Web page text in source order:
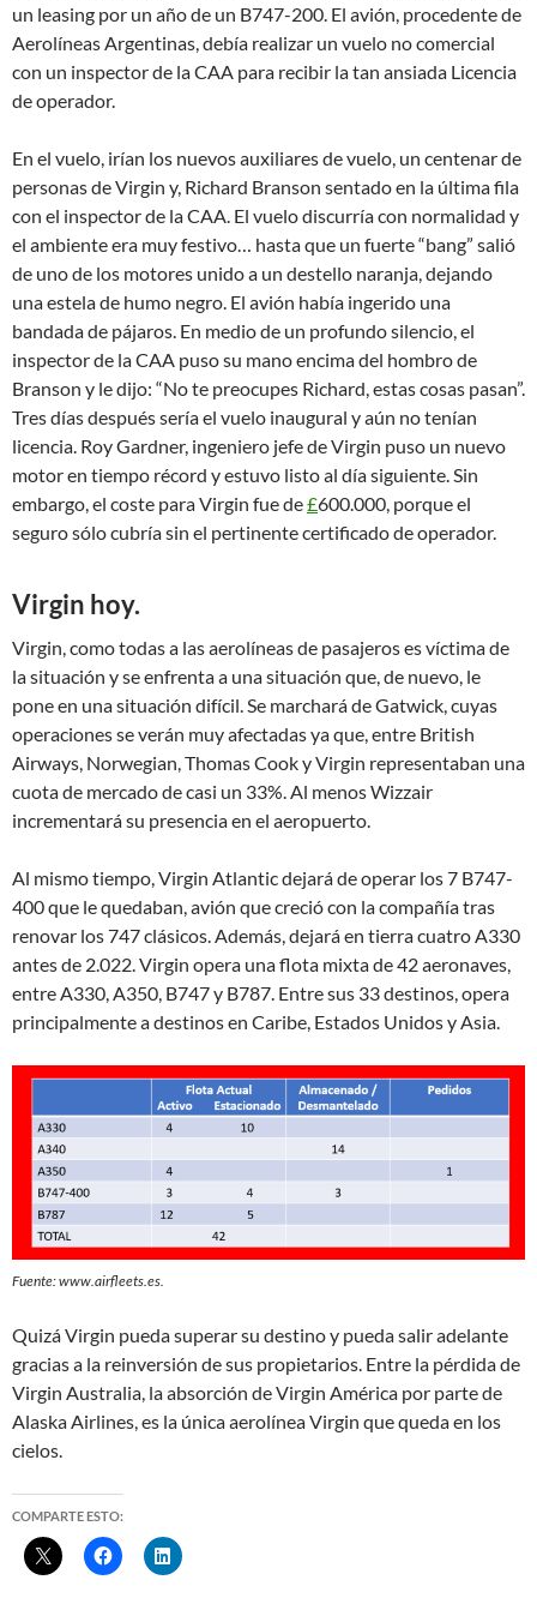
un leasing por un año de un B747-200. El avión, procedente de
Aerolíneas Argentinas, debía realizar un vuelo no comercial
con un inspector de la CAA para recibir la tan ansiada Licencia
de operador.
En el vuelo, irían los nuevos auxiliares de vuelo, un centenar de
personas de Virgin y, Richard Branson sentado en la última fila
con el inspector de la CAA. El vuelo discurría con normalidad y
el ambiente era muy festivo… hasta que un fuerte “bang” salió
de uno de los motores unido a un destello naranja, dejando
una estela de humo negro. El avión había ingerido una
bandada de pájaros. En medio de un profundo silencio, el
inspector de la CAA puso su mano encima del hombro de
Branson y le dijo: “No te preocupes Richard, estas cosas pasan”.
Tres días después sería el vuelo inaugural y aún no tenían
licencia. Roy Gardner, ingeniero jefe de Virgin puso un nuevo
motor en tiempo récord y estuvo listo al día siguiente. Sin
embargo, el coste para Virgin fue de£600.000, porque el
seguro sólo cubría sin el pertinente certificado de operador.
Virgin hoy.
Virgin, como todas a las aerolíneas de pasajeros es víctima de
la situación y se enfrenta a una situación que, de nuevo, le
pone en una situación difícil. Se marchará de Gatwick, cuyas
operaciones se verán muy afectadas ya que, entre British
Airways, Norwegian, Thomas Cook y Virgin representaban una
cuota de mercado de casi un 33%. Al menos Wizzair
incrementará su presencia en el aeropuerto.
Al mismo tiempo, Virgin Atlantic dejará de operar los 7 B747-
400 que le quedaban, avión que creció con la compañía tras
renovar los 747 clásicos. Además, dejará en tierra cuatro A330
antes de 2.022. Virgin opera una flota mixta de 42 aeronaves,
entre A330, A350, B747 y B787. Entre sus 33 destinos, opera
principalmente a destinos en Caribe, Estados Unidos y Asia.
Fuente: www.airfleets.es.
Quizá Virgin pueda superar su destino y pueda salir adelante
gracias a la reinversión de sus propietarios. Entre la pérdida de
Virgin Australia, la absorción de Virgin América por parte de
Alaska Airlines, es la única aerolínea Virgin que queda en los
cielos.
COMPARTE ESTO: